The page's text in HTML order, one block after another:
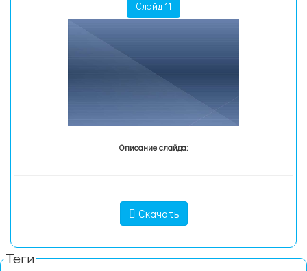
Слайд 11
Описание слайда:
Скачать
Теги